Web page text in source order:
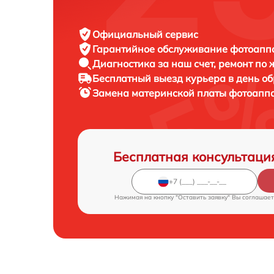
Официальный сервис
Гарантийное обслуживание
Диагностика за наш счет, ремонт по
Бесплатный выезд курьера в день
Замена материнской платы
Бесплатная
Нажимая на кнопку "Оставить заявку" Вы